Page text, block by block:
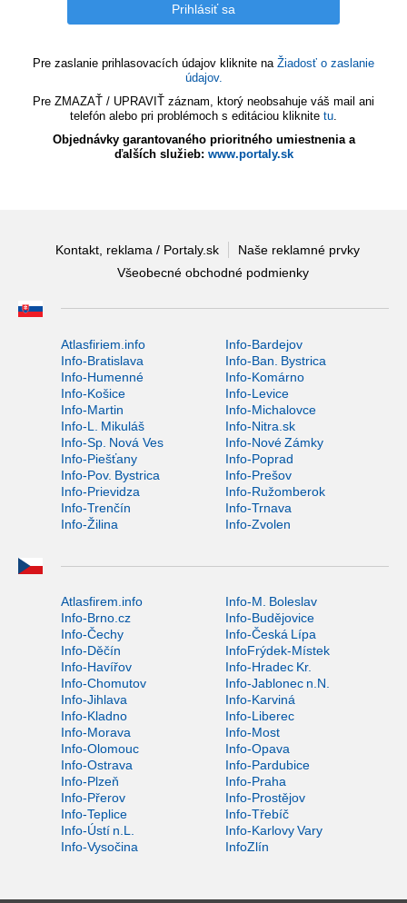
Pre zaslanie prihlasovacích údajov kliknite na Žiadosť o zaslanie
údajov.
Pre ZMAZAŤ / UPRAVIŤ záznam, ktorý neobsahuje váš mail ani
telefón alebo pri problémoch s editáciou kliknite tu.
Objednávky garantovaného prioritného umiestnenia a
ďalších služieb: www.portaly.sk
Kontakt, reklama / Portaly.sk
Naše reklamné prvky
Všeobecné obchodné podmienky
Atlasfiriem.info
Info-Bardejov
Info-Bratislava
Info-Ban. Bystrica
Info-Humenné
Info-Komárno
Info-Košice
Info-Levice
Info-Martin
Info-Michalovce
Info-L. Mikuláš
Info-Nitra.sk
Info-Sp. Nová Ves
Info-Nové Zámky
Info-Piešťany
Info-Poprad
Info-Pov. Bystrica
Info-Prešov
Info-Prievidza
Info-Ružomberok
Info-Trenčín
Info-Trnava
Info-Žilina
Info-Zvolen
Atlasfirem.info
Info-M. Boleslav
Info-Brno.cz
Info-Budějovice
Info-Čechy
Info-Česká Lípa
Info-Děčín
InfoFrýdek-Místek
Info-Havířov
Info-Hradec Kr.
Info-Chomutov
Info-Jablonec n.N.
Info-Jihlava
Info-Karviná
Info-Kladno
Info-Liberec
Info-Morava
Info-Most
Info-Olomouc
Info-Opava
Info-Ostrava
Info-Pardubice
Info-Plzeň
Info-Praha
Info-Přerov
Info-Prostějov
Info-Teplice
Info-Třebíč
Info-Ústí n.L.
Info-Karlovy Vary
Info-Vysočina
InfoZlín